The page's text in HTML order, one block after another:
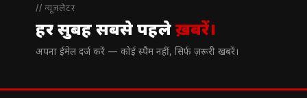
// न्यूज़लेटर
हर सुबह सबसे पहलेख़बरें।
अपना ईमेल दर्ज करें — कोई स्पैम नहीं, सिर्फ ज़रूरी खबरें।